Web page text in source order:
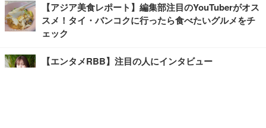
【アジア美食レポート】編集部注目のYouTuberがオス
スメ！タイ・バンコクに行ったら食べたいグルメをチ
ェック
【エンタメRBB】注目の人にインタビュー